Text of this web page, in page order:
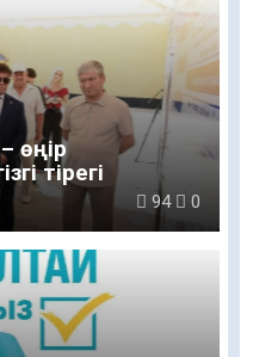
өңір
тірегі
94 0